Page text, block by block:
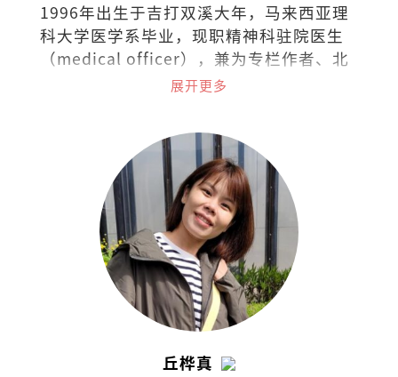
1996年出生于吉打双溪大年，马来西亚理
科大学医学系毕业，现职精神科驻院医生
（medical officer），兼为专栏作者、北
马作协副主席。曾任《马华文学》执行编
时报文学奖、花踪新秀文学奖、香港青年
文学奖等。长篇小说《弃医者》入选《亚
洲周刊》2025年度“全球华人十大小
展开更多
丘桦真